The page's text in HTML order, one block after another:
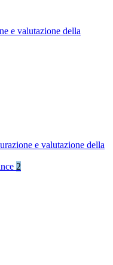
e valutazione della
e valutazione della
2